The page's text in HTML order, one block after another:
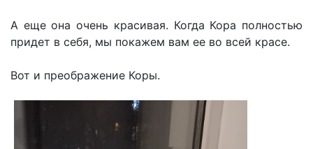
А еще она очень красивая. Когда Кора полностью
придет в себя, мы покажем вам ее во всей красе.
Вот и преображение Коры.